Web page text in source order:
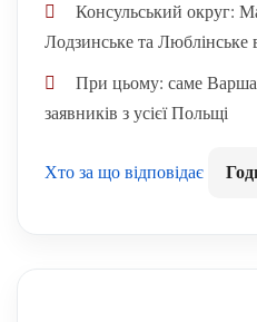
Консульський округ:
Лодзинське та Люблінське
При цьому: саме
заявників з усієї Польщі
Хто за що відповідає